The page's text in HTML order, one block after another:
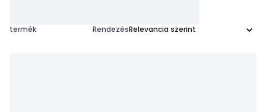
termék Rendezés